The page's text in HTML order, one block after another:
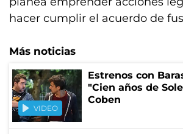
hacer cumplir el acuerdo de
Más noticias
VIDEO
Estrenos con
"Cien años de
Coben